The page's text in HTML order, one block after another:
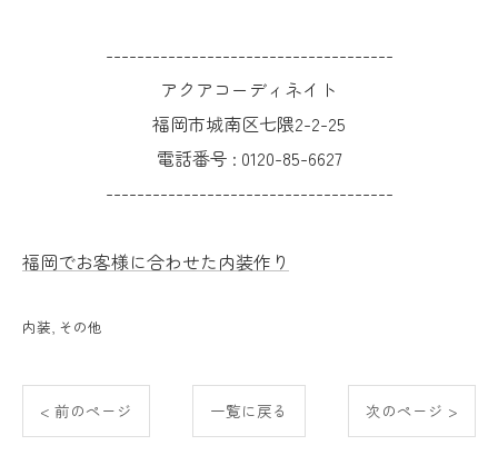
-------------------------------------
アクアコーディネイト
福岡市城南区七隈2-2-25
電話番号 : 0120-85-6627
-------------------------------------
福岡でお客様に合わせた内装作り
内装 その他
< 前のページ 一覧に戻る 次のページ >